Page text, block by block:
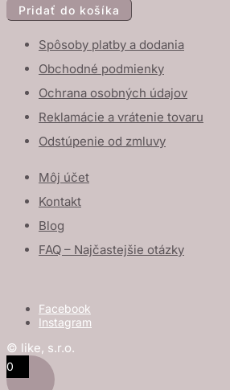
BIBS
cumlíky
prírodného
kaučuku
veľkosť
Dark
Pridať do košíka
Spôsoby platby a dodania
Obchodné podmienky
Ochrana osobných údajov
Reklamácie a vrátenie tovaru
Odstúpenie od zmluvy
Môj účet
Kontakt
Blog
FAQ – Najčastejšie otázky
Facebook
Instagram
© like, s.r.o.
0